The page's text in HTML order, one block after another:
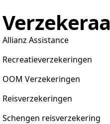
Allianz Assistance
Recreatieverzekeringen
OOM Verzekeringen
Reisverzekeringen
Schengen reisverzekering